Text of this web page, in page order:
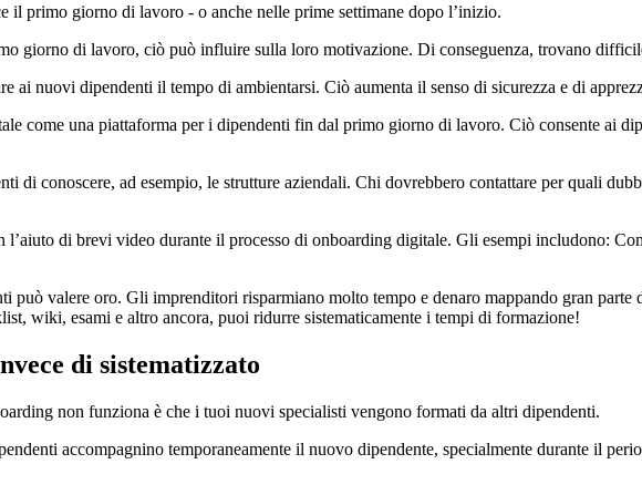
il primo giorno di lavoro - o anche nelle prime settimane dopo l’inizio.
giorno di lavoro, ciò può influire sulla loro motivazione. Di conseguenza, trovano
ai nuovi dipendenti il tempo di ambientarsi. Ciò aumenta il senso di sicurezza e di
come una piattaforma per i dipendenti fin dal primo giorno di lavoro. Ciò consente ai
di conoscere, ad esempio, le strutture aziendali. Chi dovrebbero contattare per quali
di brevi video durante il processo di onboarding digitale. Gli esempi includono:
può valere oro. Gli imprenditori risparmiano molto tempo e denaro mappando gran
wiki, esami e altro ancora, puoi ridurre sistematicamente i tempi di formazione!
di sistematizzato
non funziona è che i tuoi nuovi specialisti vengono formati da altri dipendenti.
accompagnino temporaneamente il nuovo dipendente, specialmente durante il